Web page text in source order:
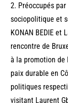
2. Préoccupés
sociopolitique et
KONAN BEDIE et
rencontre de
à la promotion de
paix durable en
politiques
visitant Laurent